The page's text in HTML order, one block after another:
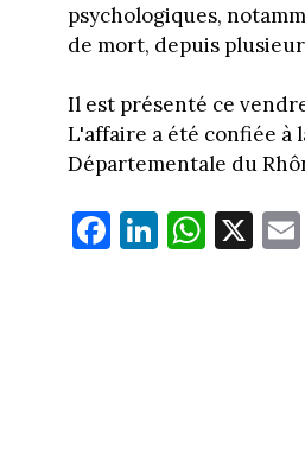
psychologiques,
de mort, depuis
Il est présenté ce
L'affaire a été confiée à
Départementale du
Fa
ce
Li
nk
W
ha
X